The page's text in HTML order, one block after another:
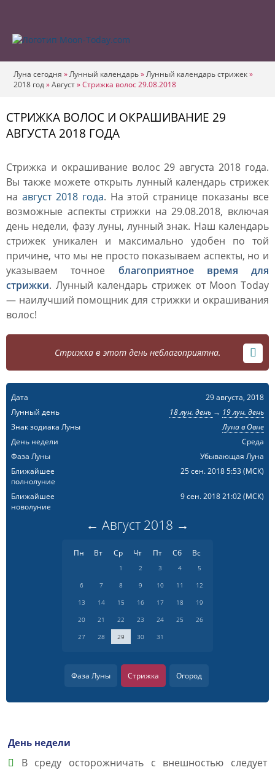
Луна сегодня »Лунный календарь»Лунный календарь стрижек»
2018 год»Август»Стрижка волос 29.08.2018
СТРИЖКА ВОЛОС И ОКРАШИВАНИЕ 29
АВГУСТА 2018 ГОДА
Стрижка и окрашивание волос 29 августа 2018 года.
Вы также можете открыть лунный календарь стрижек
на август 2018 года. На этой странице показаны все
возможные аспекты стрижки на 29.08.2018, включая
день недели, фазу луны, лунный знак. Наш календарь
стрижек уникален и максимально удобен по той
причине, что мы не просто показываем аспекты, но и
указываем точное благоприятное время для
стрижки. Лунный календарь стрижек от Moon Today
— наилучший помощник для стрижки и окрашивания
волос!
Стрижка в этот день неблагоприятна.
Дата
29 августа, 2018
Лунный день
18 лун. день → 19 лун. день
Знак зодиака Луны
Луна в Овне
День недели
Среда
Фаза Луны
Убывающая Луна
Ближайшее
полнолуние
25 сен. 2018 5:53(МСК)
Ближайшее
новолуние
9 сен. 2018 21:02(МСК)
← Август 2018 →
Пн Вт Ср Чт Пт Сб Вс
1 2 3 4
5
6
7 8 9 10 11
12
13
14 15 16 17 18
19
20
21 22 23 24 25
26
27
28 29 30 31
Фаза Луны Стрижка Огород
День недели
В среду осторожничать с внешностью следует